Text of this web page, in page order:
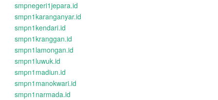
smpnegeri1jepara.id
smpn1karanganyar.id
smpn1kendari.id
smpn1kranggan.id
smpn1lamongan.id
smpn1luwuk.id
smpn1madiun.id
smpn1manokwari.id
smpn1narmada.id